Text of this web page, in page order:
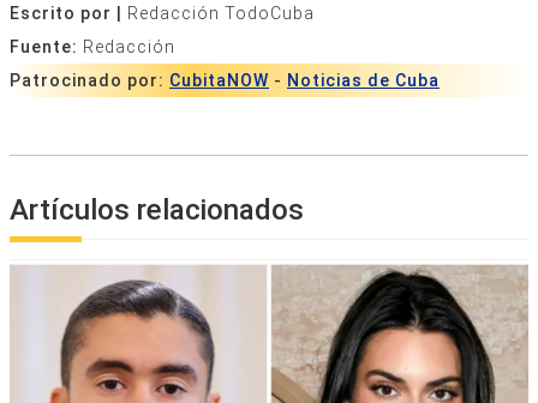
Escrito por |
Redacción TodoCuba
Fuente: Redacción
Patrocinado por: CubitaNOW - Noticias de Cuba
Artículos relacionados